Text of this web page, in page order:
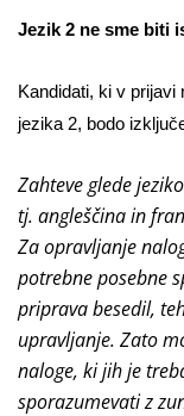
Jezik 2 ne sme biti
Kandidati, ki v
jezika 2, bodo
Zahteve glede
tj. angleščina in
Za opravljanje
potrebne posebne
priprava besedil,
upravljanje. Zato
naloge, ki jih je
sporazumevati z